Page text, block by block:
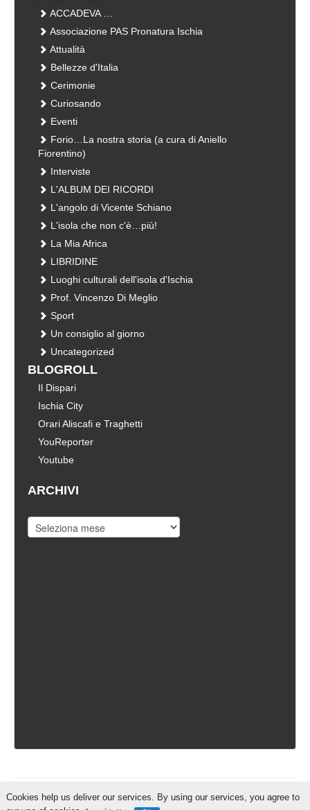
ACCADEVA …
Associazione PAS Pronatura Ischia
Attualità
Bellezze d'Italia
Cerimonie
Curiosando
Eventi
Forio…La nostra storia (a cura di Aniello
Fiorentino)
Interviste
L'ALBUM DEI RICORDI
L'angolo di Vicente Schiano
L'isola che non c'è…più!
La Mia Africa
LIBRIDINE
Luoghi culturali dell'isola d'Ischia
Prof. Vincenzo Di Meglio
Sport
Un consiglio al giorno
Uncategorized
BLOGROLL
Il Dispari
Ischia City
Orari Aliscafi e Traghetti
YouReporter
Youtube
ARCHIVI
IschiaReporter.it - Curato daPietro Coppa
Cookies help us deliver our services. By using our services, you agree to